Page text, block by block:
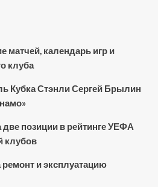
матчей, календарь игр и
клуба
Кубка Стэнли Сергей Брылин
позиции в рейтинге УЕФА
клубов
и эксплуатацию